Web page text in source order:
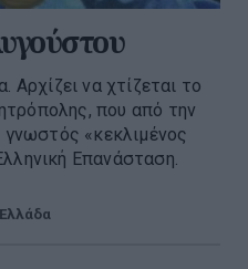
Αρχίζει να χτίζεται το
που από την
γνωστός «κεκλιμένος
Επανάσταση.
Ελλάδα